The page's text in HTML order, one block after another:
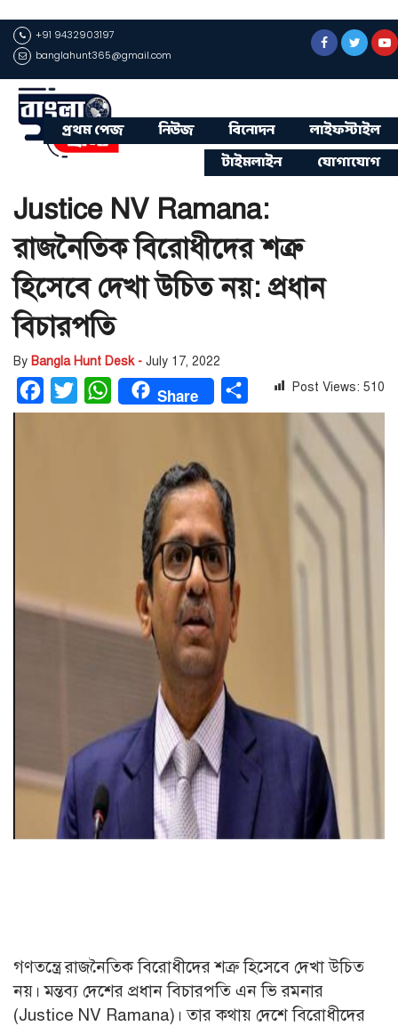
+91 9432903197
banglahunt365@gmail.com
প্রথম পেজ নিউজ বিনোদন
লাইফস্টাইল
টাইমলাইন
যোগাযোগ
Justice NV Ramana:
রাজনৈতিক বিরোধীদের শত্রু
হিসেবে দেখা উচিত নয়: প্রধান
বিচারপতি
By Bangla Hunt Desk - July 17, 2022
Facebook
Twitter WhatsAppShare Share Post Views: 510
গণতন্ত্রে রাজনৈতিক বিরোধীদের শত্রু হিসেবে দেখা উচিত
নয়। মন্তব্য দেশের প্রধান বিচারপতি এন ভি রমনার
(Justice NV Ramana)। তার কথায় দেশে বিরোধীদের